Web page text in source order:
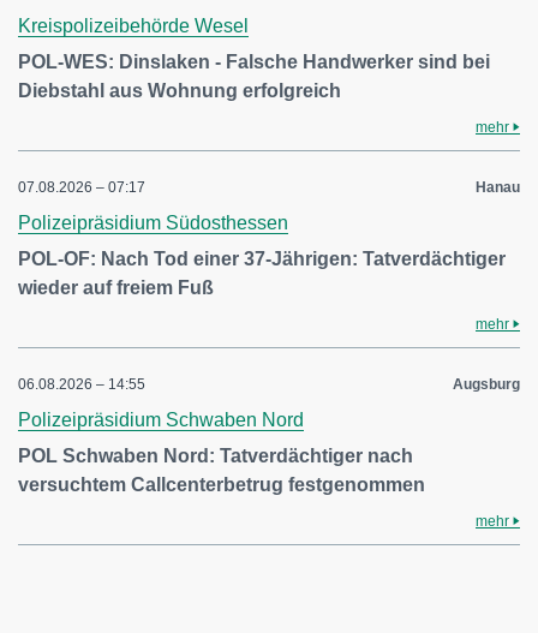
Kreispolizeibehörde Wesel
POL-WES: Dinslaken - Falsche Handwerker sind bei
Diebstahl aus Wohnung erfolgreich
mehr
07.08.2026 – 07:17 Hanau
Polizeipräsidium Südosthessen
POL-OF: Nach Tod einer 37-Jährigen: Tatverdächtiger
wieder auf freiem Fuß
mehr
06.08.2026 – 14:55 Augsburg
Polizeipräsidium Schwaben Nord
POL Schwaben Nord: Tatverdächtiger nach
versuchtem Callcenterbetrug festgenommen
mehr